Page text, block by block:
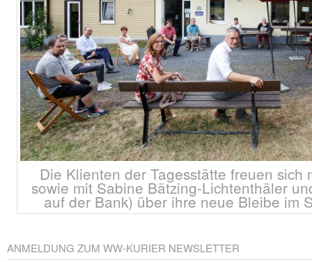
Die Klienten der Tagesstätte freuen sich
sowie mit Sabine Bätzing-Lichtenthäler
auf der Bank) über ihre neue Bleibe im
ANMELDUNG ZUM WW-KURIER NEWSLETTER